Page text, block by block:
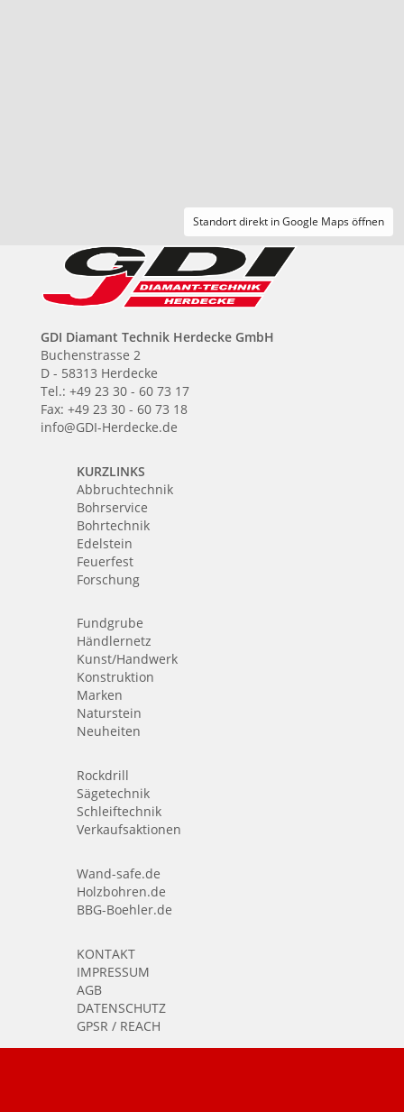
Standort direkt in Google Maps öffnen
GDI Diamant Technik Herdecke GmbH
Buchenstrasse 2
D - 58313 Herdecke
Tel.: +49 23 30 - 60 73 17
Fax: +49 23 30 - 60 73 18
info@GDI-Herdecke.de
KURZLINKS
Abbruchtechnik
Bohrservice
Bohrtechnik
Edelstein
Feuerfest
Forschung
Fundgrube
Händlernetz
Kunst/Handwerk
Konstruktion
Marken
Naturstein
Neuheiten
Rockdrill
Sägetechnik
Schleiftechnik
Verkaufsaktionen
Wand-safe.de
Holzbohren.de
BBG-Boehler.de
KONTAKT
IMPRESSUM
AGB
DATENSCHUTZ
GPSR / REACH